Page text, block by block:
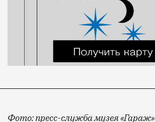
Фото: пресс-служба музея «Гараж»